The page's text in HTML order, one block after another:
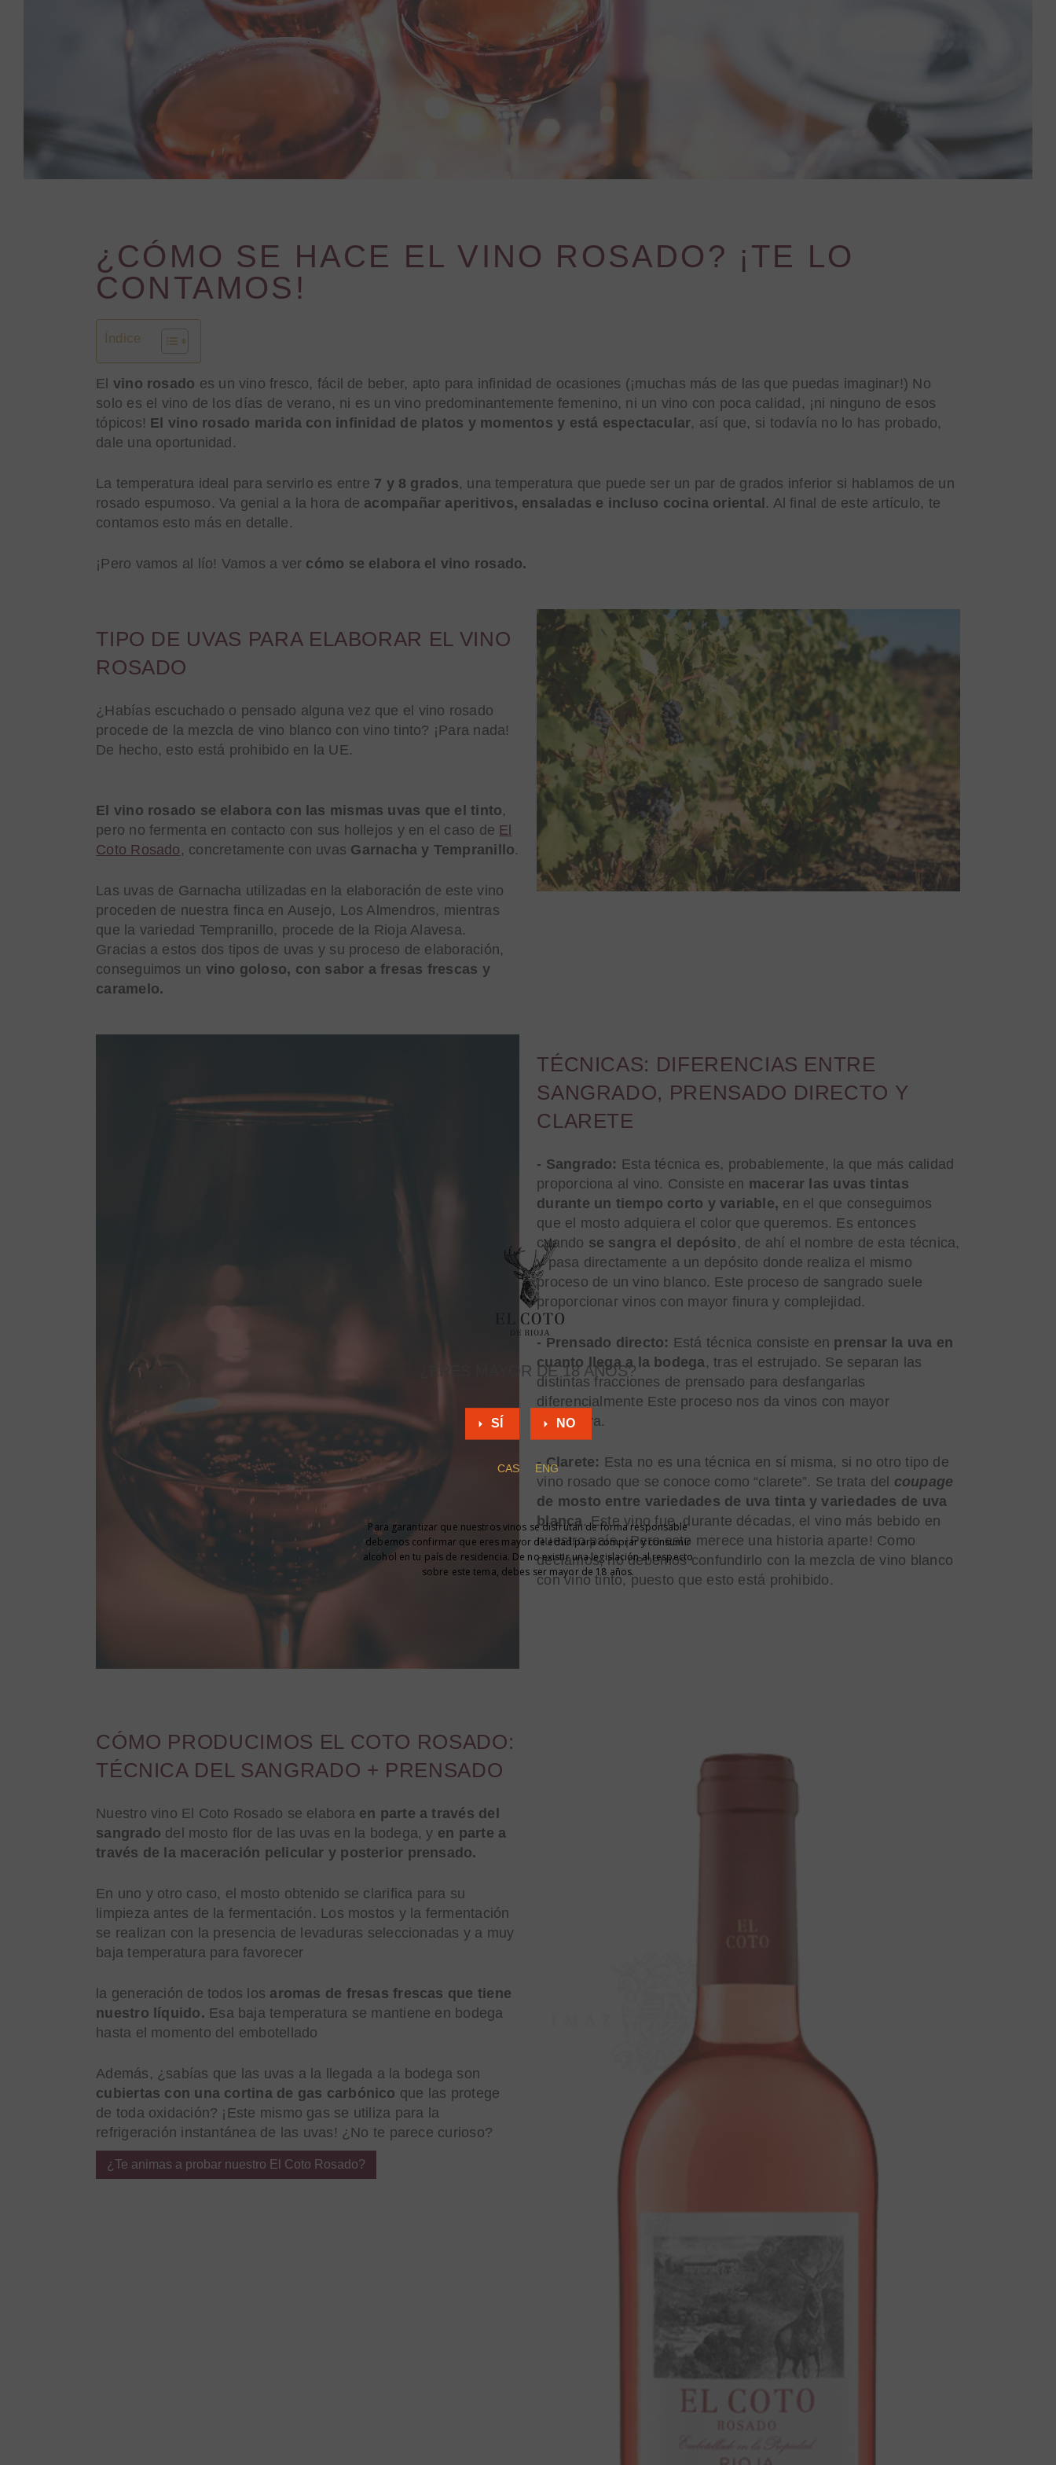
¿CÓMO SE HACE EL VINO ROSADO? ¡TE LO
CONTAMOS!
Índice
El vino rosado es un vino fresco, fácil de beber, apto para infinidad de ocasiones (¡muchas más de las que puedas imaginar!) No
solo es el vino de los días de verano, ni es un vino predominantemente femenino, ni un vino con poca calidad, ¡ni ninguno de esos
tópicos! El vino rosado marida con infinidad de platos y momentos y está espectacular, así que, si todavía no lo has probado,
dale una oportunidad.
La temperatura ideal para servirlo es entre 7 y 8 grados, una temperatura que puede ser un par de grados inferior si hablamos de un
rosado espumoso. Va genial a la hora de acompañar aperitivos, ensaladas e incluso cocina oriental. Al final de este artículo, te
contamos esto más en detalle.
¡Pero vamos al lío! Vamos a ver cómo se elabora el vino rosado.
TIPO DE UVAS PARA ELABORAR EL VINO
ROSADO
¿Habías escuchado o pensado alguna vez que el vino rosado
procede de la mezcla de vino blanco con vino tinto? ¡Para nada!
De hecho, esto está prohibido en la UE.
El vino rosado se elabora con las mismas uvas que el tinto,
pero no fermenta en contacto con sus hollejos y en el caso de El
Coto Rosado , concretamente con uvas Garnacha y Tempranillo.
Las uvas de Garnacha utilizadas en la elaboración de este vino
proceden de nuestra finca en Ausejo, Los Almendros, mientras
que la variedad Tempranillo, procede de la Rioja Alavesa.
Gracias a estos dos tipos de uvas y su proceso de elaboración,
conseguimos un vino goloso, con sabor a fresas frescas y
caramelo.
TÉCNICAS: DIFERENCIAS ENTRE
SANGRADO, PRENSADO DIRECTO Y
CLARETE
- Sangrado: Esta técnica es, probablemente, la que más calidad
proporciona al vino. Consiste en macerar las uvas tintas
durante un tiempo corto y variable, en el que conseguimos
que el mosto adquiera el color que queremos. Es entonces
cuando se sangra el depósito , de ahí el nombre de esta técnica,
y pasa directamente a un depósito donde realiza el mismo
proceso de un vino blanco. Este proceso de sangrado suele
proporcionar vinos con mayor finura y complejidad.
- Prensado directo: Está técnica consiste en prensar la uva en
cuanto llega a la bodega, tras el estrujado. Se separan las
distintas fracciones de prensado para desfangarlas
diferencialmente Este proceso nos da vinos con mayor
estructura.
- Clarete: Esta no es una técnica en sí misma, si no otro tipo de
vino rosado que se conoce como “clarete”. Se trata del coupage
de mosto entre variedades de uva tinta y variedades de uva
blanca. Este vino fue, durante décadas, el vino más bebido en
nuestro país. ¡Pero esto merece una historia aparte! Como
decíamos, no debemos confundirlo con la mezcla de vino blanco
con vino tinto, puesto que esto está prohibido.
CÓMO PRODUCIMOS EL COTO ROSADO:
TÉCNICA DEL SANGRADO + PRENSADO
Nuestro vino El Coto Rosado se elabora en parte a través del
sangrado del mosto flor de las uvas en la bodega, y en parte a
través de la maceración pelicular y posterior prensado.
En uno y otro caso, el mosto obtenido se clarifica para su
limpieza antes de la fermentación. Los mostos y la fermentación
se realizan con la presencia de levaduras seleccionadas y a muy
baja temperatura para favorecer
la generación de todos los aromas de fresas frescas que tiene
nuestro líquido. Esa baja temperatura se mantiene en bodega
hasta el momento del embotellado
Además, ¿sabías que las uvas a la llegada a la bodega son
cubiertas con una cortina de gas carbónico que las protege
de toda oxidación? ¡Este mismo gas se utiliza para la
refrigeración instantánea de las uvas! ¿No te parece curioso?
¿Te animas a probar nuestro El Coto Rosado?
¿ERES MAYOR DE 18 AÑOS?
SÍ NO
CAS ENG
Para garantizar que nuestros vinos se disfrutan de forma responsable
debemos confirmar que eres mayor de edad para comprar y consumir
alcohol en tu país de residencia. De no existir una legislación al respecto
sobre este tema, debes ser mayor de 18 años.